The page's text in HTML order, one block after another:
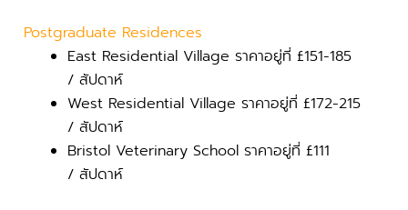
Postgraduate Residences
East Residential Village ราคาอยู่ที่ £151-185
/ สัปดาห์
West Residential Village ราคาอยู่ที่ £172-215
/ สัปดาห์
Bristol Veterinary School ราคาอยู่ที่ £111
/ สัปดาห์